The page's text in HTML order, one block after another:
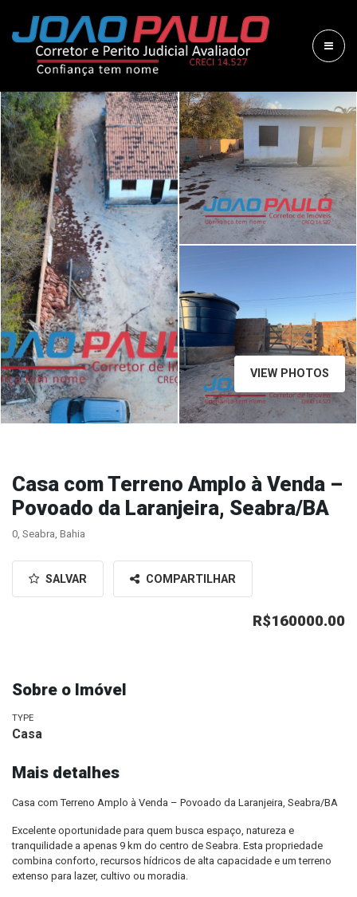
VIEW PHOTOS
Casa com Terreno Amplo à Venda –
Povoado da Laranjeira, Seabra/BA
0, Seabra, Bahia
SALVAR COMPARTILHAR
R$160000.00
Sobre o Imóvel
TYPE
Casa
Mais detalhes
Casa com Terreno Amplo à Venda – Povoado da Laranjeira, Seabra/BA
Excelente oportunidade para quem busca espaço, natureza e
tranquilidade a apenas 9 km do centro de Seabra. Esta propriedade
combina conforto, recursos hídricos de alta capacidade e um terreno
extenso para lazer, cultivo ou moradia.